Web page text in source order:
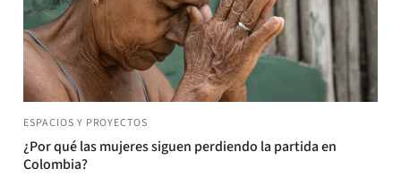
ESPACIOS Y PROYECTOS
¿Por qué las mujeres siguen perdiendo la partida en
Colombia?